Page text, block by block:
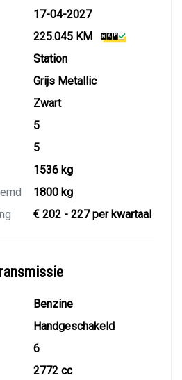
17-04-2027
225.045 KM
Station
Grijs Metallic
Zwart
5
5
1536 kg
1800 kg
€ 202 - 227 per kwartaal
Benzine
Handgeschakeld
6
2772 cc